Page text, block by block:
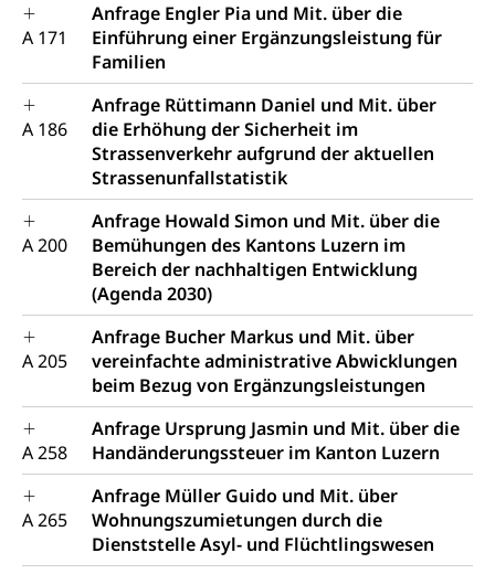
A 171
Anfrage Engler Pia und Mit. über die
Einführung einer Ergänzungsleistung für
Familien
A 186
Anfrage Rüttimann Daniel und Mit. über
die Erhöhung der Sicherheit im
Strassenverkehr aufgrund der aktuellen
Strassenunfallstatistik
A 200
Anfrage Howald Simon und Mit. über die
Bemühungen des Kantons Luzern im
Bereich der nachhaltigen Entwicklung
(Agenda 2030)
A 205
Anfrage Bucher Markus und Mit. über
vereinfachte administrative Abwicklungen
beim Bezug von Ergänzungsleistungen
A 258
Anfrage Ursprung Jasmin und Mit. über die
Handänderungssteuer im Kanton Luzern
A 265
Anfrage Müller Guido und Mit. über
Wohnungszumietungen durch die
Dienststelle Asyl- und Flüchtlingswesen